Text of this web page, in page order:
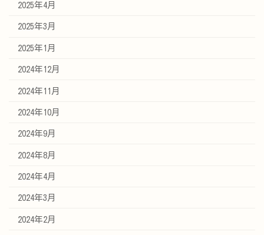
2025年4月
2025年3月
2025年1月
2024年12月
2024年11月
2024年10月
2024年9月
2024年8月
2024年4月
2024年3月
2024年2月